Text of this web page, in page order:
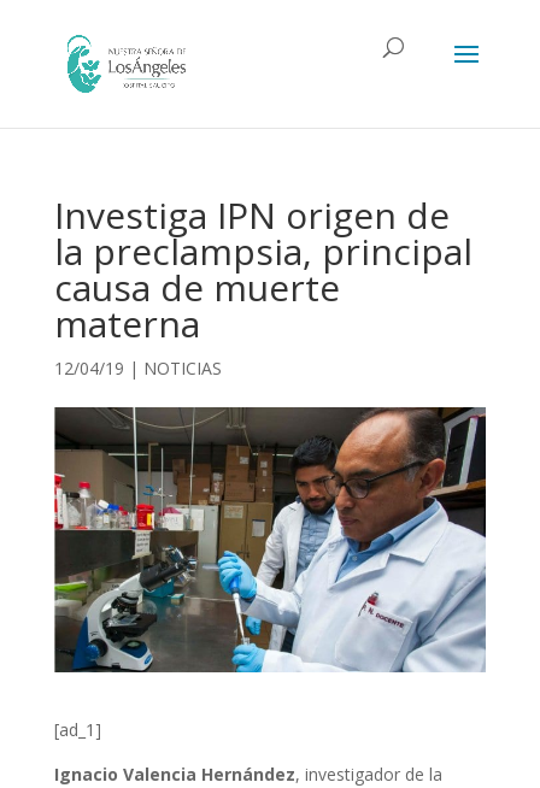
Investiga IPN origen de
la preclampsia, principal
causa de muerte
materna
12/04/19 | NOTICIAS
[ad_1]
Ignacio Valencia Hernández, investigador de la